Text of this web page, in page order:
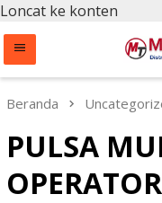
Loncat ke konten
Beranda
PULSA